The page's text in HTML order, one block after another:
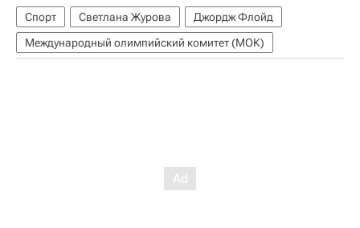
Спорт Светлана Журова
Джордж Флойд
Международный олимпийский комитет (МОК)